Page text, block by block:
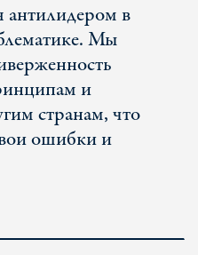
антилидером в
Мы
и
странам, что
ошибки и